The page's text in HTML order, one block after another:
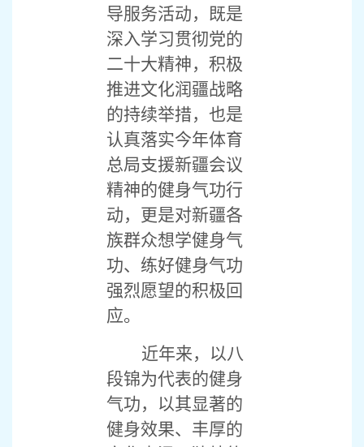
导服务活动，既是
深入学习贯彻党的
二十大精神，积极
推进文化润疆战略
的持续举措，也是
认真落实今年体育
总局支援新疆会议
精神的健身气功行
动，更是对新疆各
族群众想学健身气
功、练好健身气功
强烈愿望的积极回
应。
近年来，以八
段锦为代表的健身
气功，以其显著的
健身效果、丰厚的